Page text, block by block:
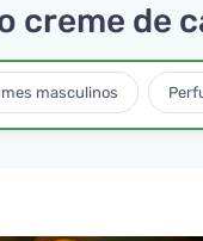
creme
masculinos